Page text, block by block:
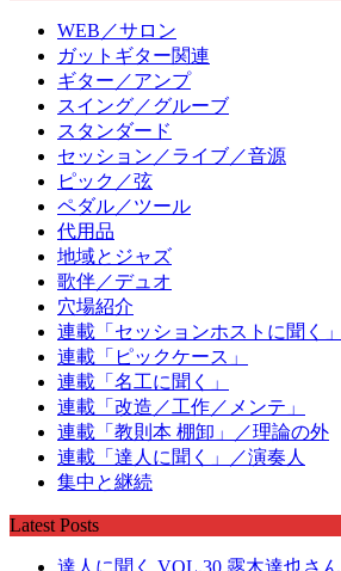
WEB／サロン
ガットギター関連
ギター／アンプ
スイング／グルーブ
スタンダード
セッション／ライブ／音源
ピック／弦
ペダル／ツール
代用品
地域とジャズ
歌伴／デュオ
穴場紹介
連載「セッションホストに聞く」
連載「ピックケース」
連載「名工に聞く」
連載「改造／工作／メンテ」
連載「教則本 棚卸」／理論の外
連載「達人に聞く」／演奏人
集中と継続
Latest Posts
達人に聞く VOL.30 露木達也さん